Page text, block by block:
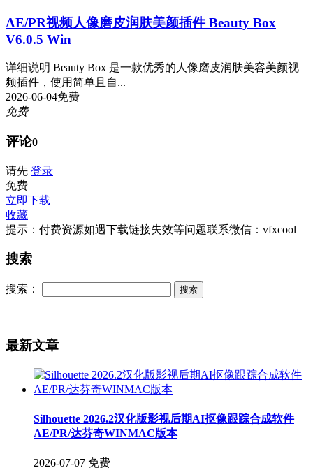
AE/PR视频人像磨皮润肤美颜插件 Beauty Box
V6.0.5 Win
详细说明 Beauty Box 是一款优秀的人像磨皮润肤美容美颜视
频插件，使用简单且自...
2026-06-04免费
免费
评论0
请先 登录
免费
立即下载
收藏
提示：付费资源如遇下载链接失效等问题联系微信：vfxcool
搜索
搜索：
最新文章
Silhouette 2026.2汉化版影视后期AI抠像跟踪合成软件
AE/PR/达芬奇WINMAC版本
2026-07-07 免费